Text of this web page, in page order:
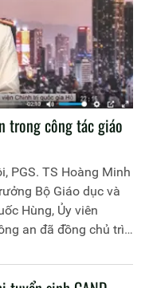
trong công tác giáo
PGS. TS Hoàng Minh
Bộ Giáo dục và
Hùng, Ủy viên
an đã đồng chủ trì
tạo của lực lượng